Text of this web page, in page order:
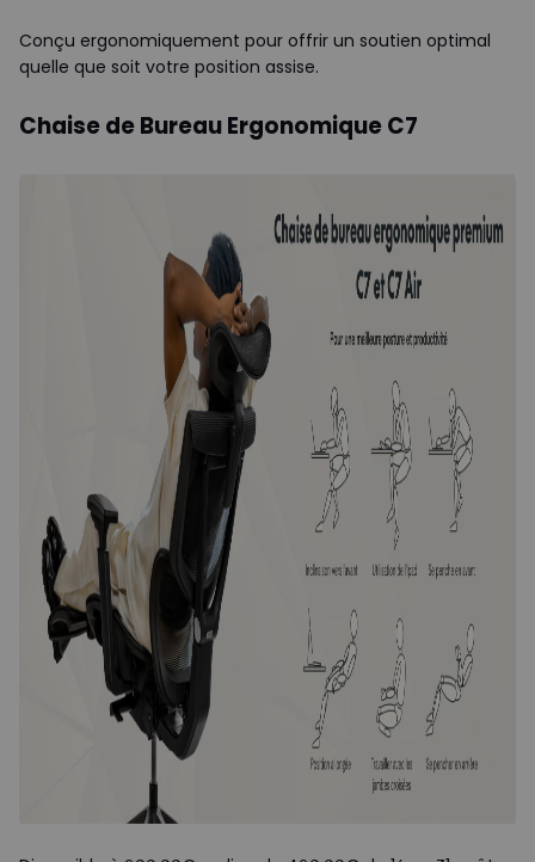
Conçu ergonomiquement pour offrir un soutien optimal
quelle que soit votre position assise.
Chaise de Bureau Ergonomique C7